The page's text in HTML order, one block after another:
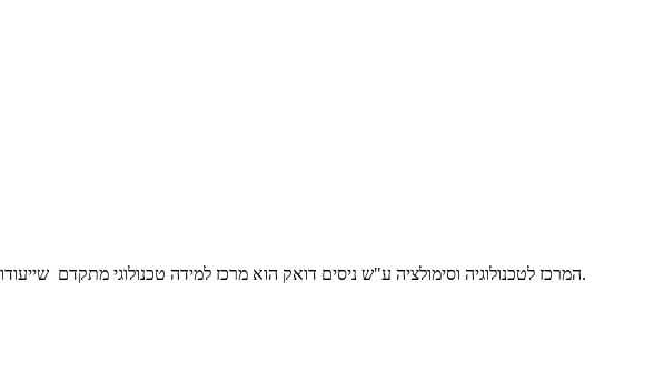
המרכז לטכנולוגיה וסימולציה ע"ש ניסים דואק הוא מרכז למידה טכנולוגי מתקדם שייעודו תהליכי למידה ואימון בסביבה חדשנית סימולטיבית המדמה מצבי מתן טיפול רפואי, סיעודי פארא-רפואי לכל מקצועות הבריאות.